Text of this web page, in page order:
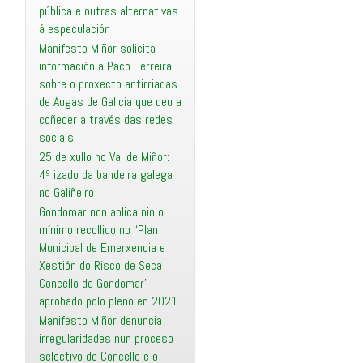
pública e outras alternativas
á especulación
Manifesto Miñor solicita
información a Paco Ferreira
sobre o proxecto antirriadas
de Augas de Galicia que deu a
coñecer a través das redes
sociais
25 de xullo no Val de Miñor:
4º izado da bandeira galega
no Galiñeiro
Gondomar non aplica nin o
mínimo recollido no “Plan
Municipal de Emerxencia e
Xestión do Risco de Seca
Concello de Gondomar”
aprobado polo pleno en 2021
Manifesto Miñor denuncia
irregularidades nun proceso
selectivo do Concello e o